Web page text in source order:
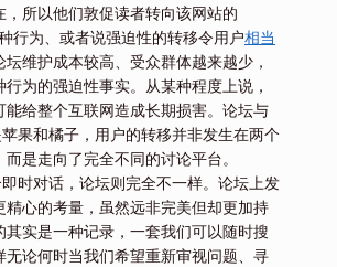
，所以他们敦促读者转向该网站的
行为、或者说强迫性的转移令用户相当
坛维护成本较高、受众群体越来越少，
为的强迫性事实。从某种程度上说，
能给整个互联网造成长期损害。论坛与
果和橘子，用户的转移并非发生在两个
是走向了完全不同的讨论平台。
时对话，论坛则完全不一样。论坛上发
精心的考量，虽然远非完美但却更加持
其实是一种记录，一套我们可以随时搜
无论何时当我们希望重新审视问题、寻